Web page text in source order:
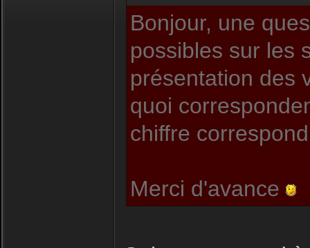
Bonjour, une
possibles sur les
présentation des
quoi
chiffre
Merci d'avance